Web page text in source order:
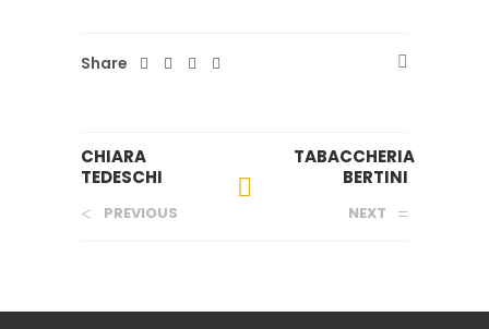
Share
CHIARA
TEDESCHI
PREVIOUS
TABACCHERIA
BERTINI
NEXT